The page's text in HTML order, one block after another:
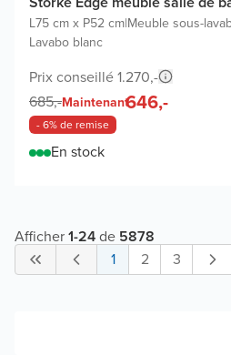
L75 cm x P52 cm|Meuble sous-
Lavabo blanc
Prix conseillé 1.270,-
685,-Maintenant646,-
- 6% de remise
En stock
Afficher1-24de 5878
1
2 3